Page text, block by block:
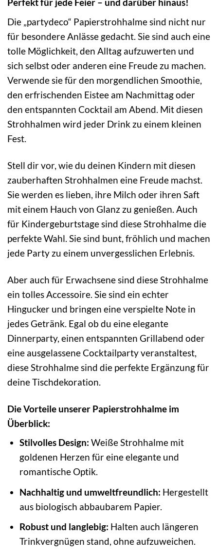
Perfekt für jede Feier – und darüber hinaus!
Die „partydeco“ Papierstrohhalme sind nicht nur
für besondere Anlässe gedacht. Sie sind auch eine
tolle Möglichkeit, den Alltag aufzuwerten und
sich selbst oder anderen eine Freude zu machen.
Verwende sie für den morgendlichen Smoothie,
den erfrischenden Eistee am Nachmittag oder
den entspannten Cocktail am Abend. Mit diesen
Strohhalmen wird jeder Drink zu einem kleinen
Fest.
Stell dir vor, wie du deinen Kindern mit diesen
zauberhaften Strohhalmen eine Freude machst.
Sie werden es lieben, ihre Milch oder ihren Saft
mit einem Hauch von Glanz zu genießen. Auch
für Kindergeburtstage sind diese Strohhalme die
perfekte Wahl. Sie sind bunt, fröhlich und machen
jede Party zu einem unvergesslichen Erlebnis.
Aber auch für Erwachsene sind diese Strohhalme
ein tolles Accessoire. Sie sind ein echter
Hingucker und bringen eine verspielte Note in
jedes Getränk. Egal ob du eine elegante
Dinnerparty, einen entspannten Grillabend oder
eine ausgelassene Cocktailparty veranstaltest,
diese Strohhalme sind die perfekte Ergänzung für
deine Tischdekoration.
Die Vorteile unserer Papierstrohhalme im
Überblick:
Stilvolles Design: Weiße Strohhalme mit
goldenen Herzen für eine elegante und
romantische Optik.
Nachhaltig und umweltfreundlich: Hergestellt
aus biologisch abbaubarem Papier.
Robust und langlebig: Halten auch längeren
Trinkvergnügen stand, ohne aufzuweichen.